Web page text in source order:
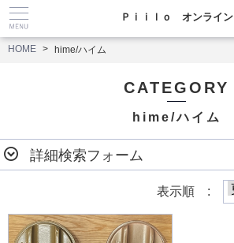
Ｐｉｉｌｏ オンライン
HOME hime/ハイム
CATEGORY
hime/ハイム
詳細検索フォーム
表示順 :